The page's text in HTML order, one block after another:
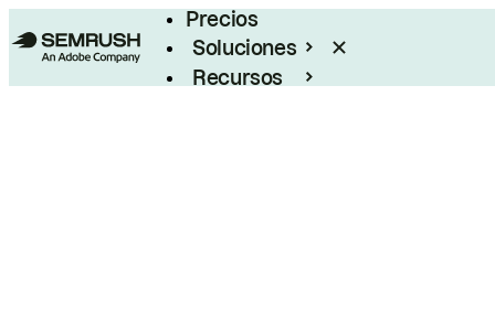
Precios
Soluciones
Recursos